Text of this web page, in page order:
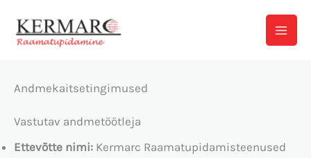
content
Andmekaitsetingimused
Vastutav andmetöötleja
Ettevõtte nimi: Kermarc Raamatupidamisteenused